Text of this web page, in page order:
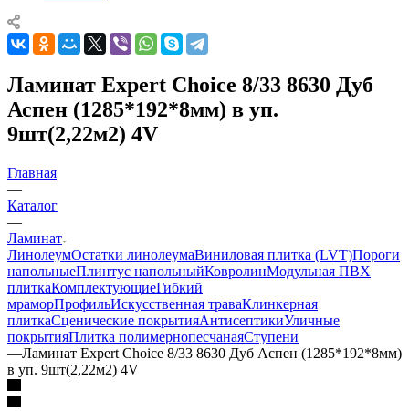
Ламинат Expert Choice 8/33 8630 Дуб
Аспен (1285*192*8мм) в уп.
9шт(2,22м2) 4V
Главная
—
Каталог
—
Ламинат
ЛинолеумОстатки линолеумаВиниловая плитка (LVT)Пороги
напольныеПлинтус напольныйКовролинМодульная ПВХ
плиткаКомплектующиеГибкий
мраморПрофильИскусственная траваКлинкерная
плиткаСценические покрытияАнтисептикиУличные
покрытияПлитка полимернопесчанаяСтупени
—Ламинат Expert Choice 8/33 8630 Дуб Аспен (1285*192*8мм)
в уп. 9шт(2,22м2) 4V